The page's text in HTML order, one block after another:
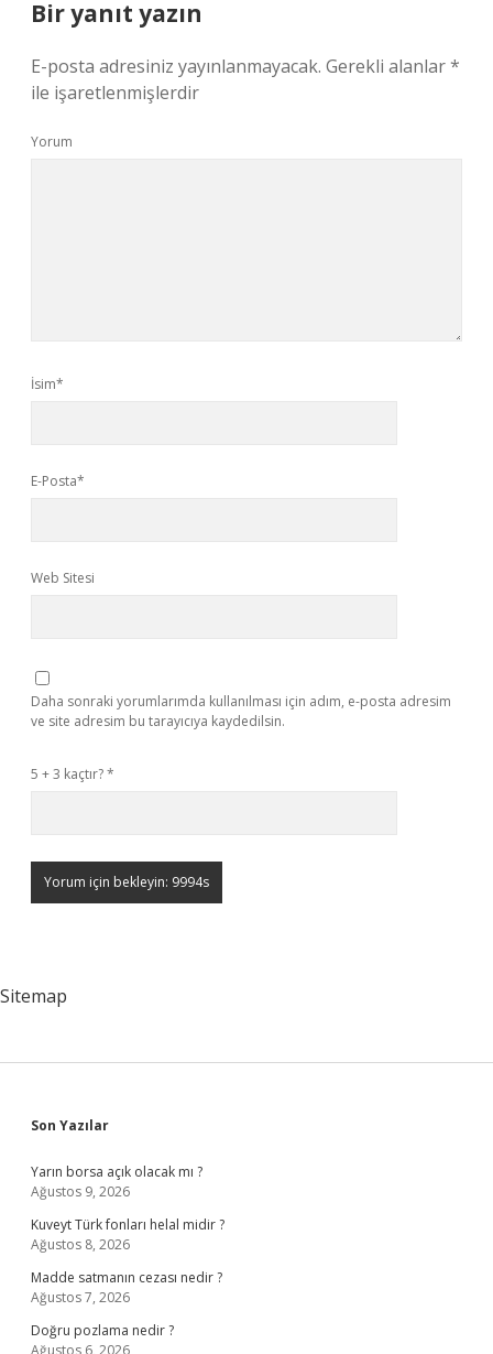
Bir yanıt yazın
E-posta adresiniz yayınlanmayacak. Gerekli alanlar*
ile işaretlenmişlerdir
Yorum
İsim*
E-Posta*
Web Sitesi
Daha sonraki yorumlarımda kullanılması için adım, e-posta adresim
ve site adresim bu tarayıcıya kaydedilsin.
5 + 3 kaçtır?*
Sitemap
Sidebar
Son Yazılar
Yarın borsa açık olacak mı ?
Ağustos 9, 2026
Kuveyt Türk fonları helal midir ?
Ağustos 8, 2026
Madde satmanın cezası nedir ?
Ağustos 7, 2026
Doğru pozlama nedir ?
Ağustos 6, 2026